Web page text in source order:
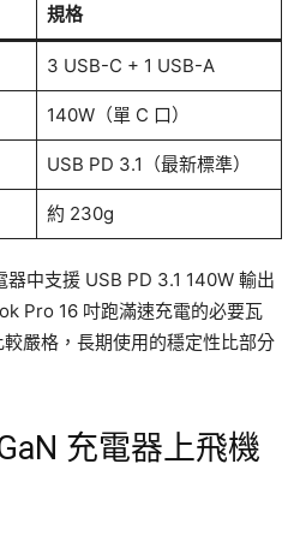
規格
3 USB-C + 1 USB-A
140W（單 C 口）
USB PD 3.1（最新標準）
約 230g
器中支援 USB PD 3.1 140W 輸出
Pro 16 吋跑滿速充電的必要瓦
嚴格，長期使用的穩定性比部分
充電器上飛機